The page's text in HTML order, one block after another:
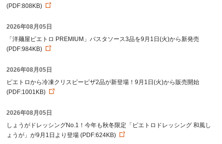
(PDF:808KB)
2026年08月05日
「洋麺屋ピエトロ PREMIUM」パスタソース3品を9月1日(火)から新発売
(PDF:984KB)
2026年08月05日
ピエトロから冷凍クリスピーピザ2品が新登場！9月1日(火)から販売開始
(PDF:1001KB)
2026年08月05日
しょうがドレッシングNo.1！今年も秋冬限定「ピエトロドレッシング 和風し
ょうが」が9月1日より登場 (PDF:624KB)